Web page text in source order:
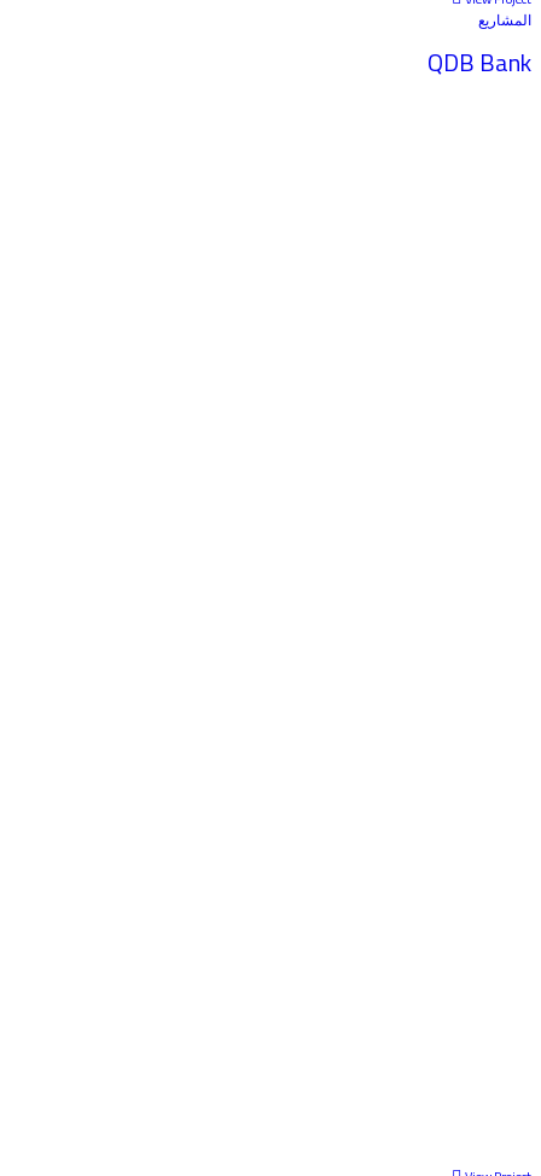
المشاريع
QDB Bank